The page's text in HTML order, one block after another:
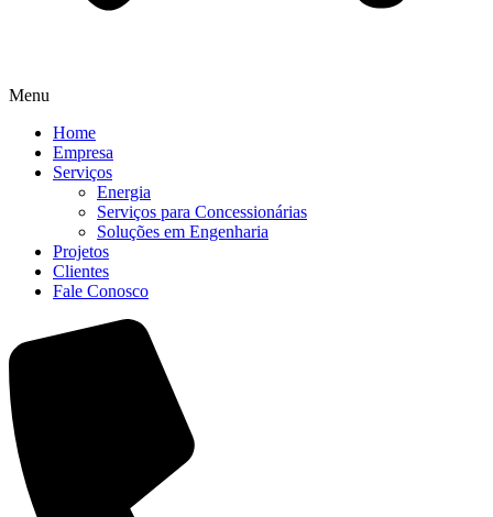
Menu
Home
Empresa
Serviços
Energia
Serviços para Concessionárias
Soluções em Engenharia
Projetos
Clientes
Fale Conosco